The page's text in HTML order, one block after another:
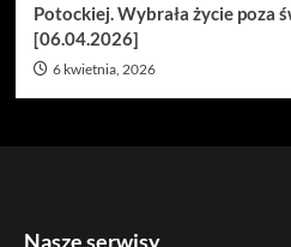
Potockiej. Wybrała życie poza
[06.04.2026]
6 kwietnia, 2026
Nasze serwisy